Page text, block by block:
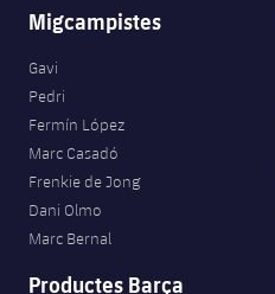
Migcampistes
Gavi
Pedri
Fermín López
Marc Casadó
Frenkie de Jong
Dani Olmo
Marc Bernal
Productes Barça